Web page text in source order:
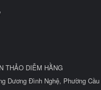
THẢO DIỄM HẰNG
Dương Đình Nghệ, Phường